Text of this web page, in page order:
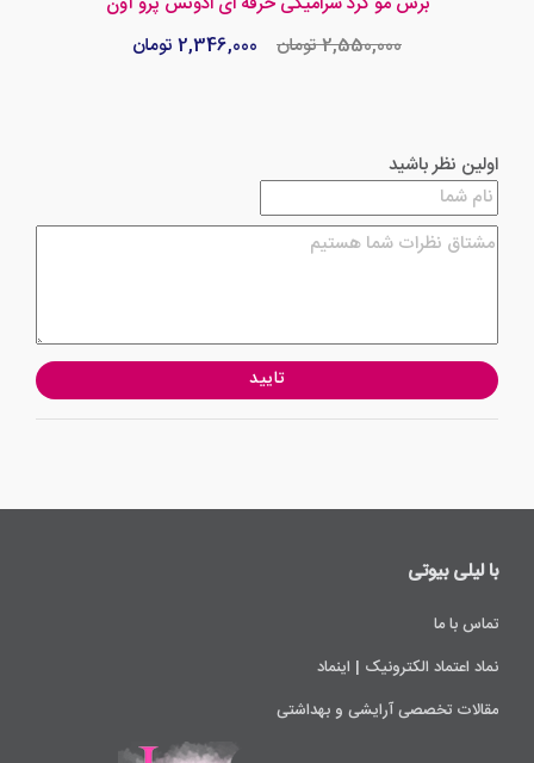
2,550,000 تومان
2,346,000 تومان
اولین نظر باشید
تایید
با لیلی ‌بیوتی
تماس با ما
نماد اعتماد الکترونیک | اینماد
مقالات تخصصی آرایشی و بهداشتی